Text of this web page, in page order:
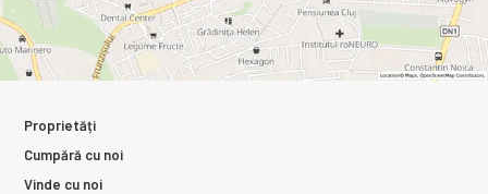
Proprietăți
Cumpără cu noi
Vinde cu noi